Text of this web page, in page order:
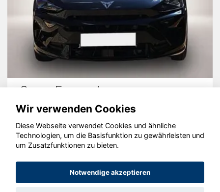
Cupra Formentor
© konjunkturmotor.de GmbH 2020 - 2026
Wir verwenden Cookies
Diese Webseite verwendet Cookies und ähnliche
Technologien, um die Basisfunktion zu gewährleisten und
um Zusatzfunktionen zu bieten.
Notwendige akzeptieren